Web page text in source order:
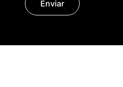
Enviar